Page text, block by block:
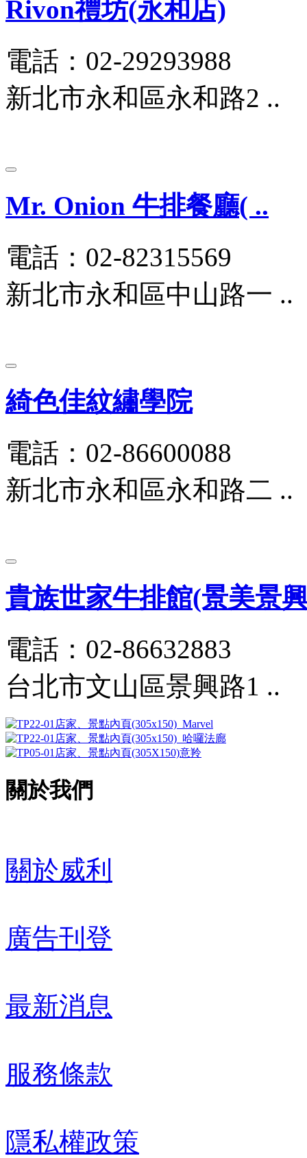
Rivon禮坊(永和店)
電話：02-29293988
新北市永和區永和路2 ..
Mr. Onion 牛排餐廳( ..
電話：02-82315569
新北市永和區中山路一 ..
綺色佳紋繡學院
電話：02-86600088
新北市永和區永和路二 ..
貴族世家牛排館(景美景
電話：02-86632883
台北市文山區景興路1 ..
關於我們
關於威利
廣告刊登
最新消息
服務條款
隱私權政策